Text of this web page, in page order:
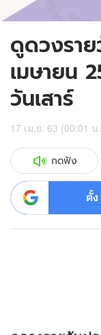
ดูดวงรา
เมษายน
วันเสาร์
17 เม.ย. 63 (00:01 น
กดฟัง
ตั้ง